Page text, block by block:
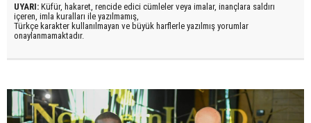
UYARI: Küfür, hakaret, rencide edici cümleler veya imalar, inançlara saldırı
içeren, imla kuralları ile yazılmamış,
Türkçe karakter kullanılmayan ve büyük harflerle yazılmış yorumlar
onaylanmamaktadır.